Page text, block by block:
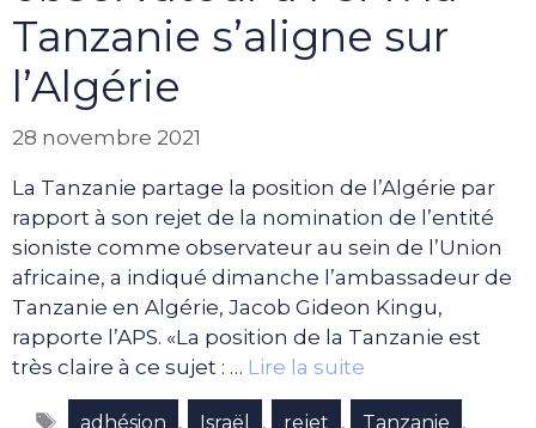
Tanzanie s’aligne sur
l’Algérie
28 novembre 2021
La Tanzanie partage la position de l’Algérie par
rapport à son rejet de la nomination de l’entité
sioniste comme observateur au sein de l’Union
africaine, a indiqué dimanche l’ambassadeur de
Tanzanie en Algérie, Jacob Gideon Kingu,
rapporte l’APS. «La position de la Tanzanie est
très claire à ce sujet : … Lire la suite
Étiquettes
adhésion , Israël , rejet , Tanzanie ,